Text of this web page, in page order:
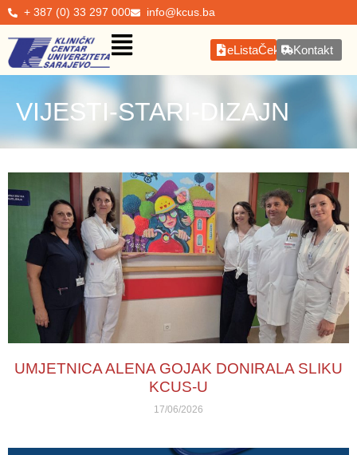
+ 387 (0) 33 297 000 info@kcus.ba
eListaČekanjaKontakt
VIJESTI-STARI-DIZAJN
UMJETNICA ALENA GOJAK DONIRALA SLIKU
KCUS-U
17/06/2026